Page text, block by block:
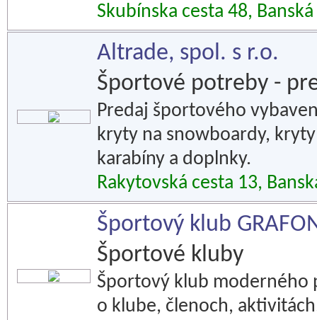
Skubínska cesta 48,
Altrade, spol. s r.o.
Športové potreby -
Predaj športového
kryty na snowboardy,
karabíny a doplnky.
Rakytovská cesta 13,
Športový klub
Športové kluby
Športový klub moderného
o klube, členoch,